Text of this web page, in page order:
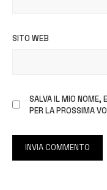
SITO WEB
SALVA IL MIO NOME,
PER LA PROSSIMA